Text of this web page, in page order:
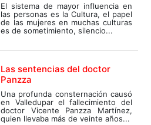
El sistema de mayor influencia en
las personas es la Cultura, el papel
de las mujeres en muchas culturas
es de sometimiento, silencio...
Las sentencias del doctor
Panzza
Una profunda consternación causó
en Valledupar el fallecimiento del
doctor Vicente Panzza Martínez,
quien llevaba más de veinte años...